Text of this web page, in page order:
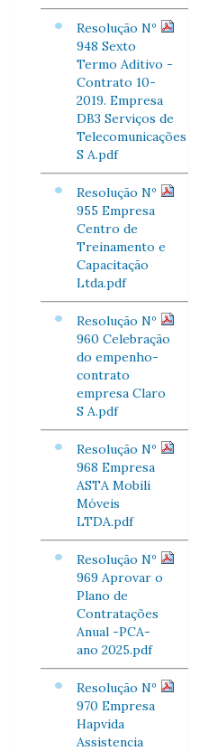
Resolução Nº
948 Sexto
Termo Aditivo -
Contrato 10-
2019. Empresa
DB3 Serviços de
Telecomunicações
S A.pdf
Resolução Nº
955 Empresa
Centro de
Treinamento e
Capacitação
Ltda.pdf
Resolução Nº
960 Celebração
do empenho-
contrato
empresa Claro
S A.pdf
Resolução Nº
968 Empresa
ASTA Mobili
Móveis
LTDA.pdf
Resolução Nº
969 Aprovar o
Plano de
Contratações
Anual -PCA-
ano 2025.pdf
Resolução Nº
970 Empresa
Hapvida
Assistencia